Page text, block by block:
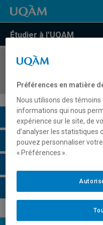
Étudier à l'UQAM
COURS//
Description du cours
Horaire - Été 2026
Préférences en matière
Nous utilisons des
informations qui nous
expérience sur le site, de
d’analyser les statistiques
pouvez personnaliser
« Préférences ».